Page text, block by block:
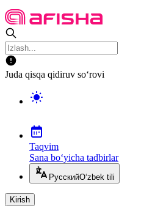
Juda qisqa qidiruv so‘rovi
Taqvim
Sana bo‘yicha tadbirlar
РусскийO‘zbek tili
Kirish